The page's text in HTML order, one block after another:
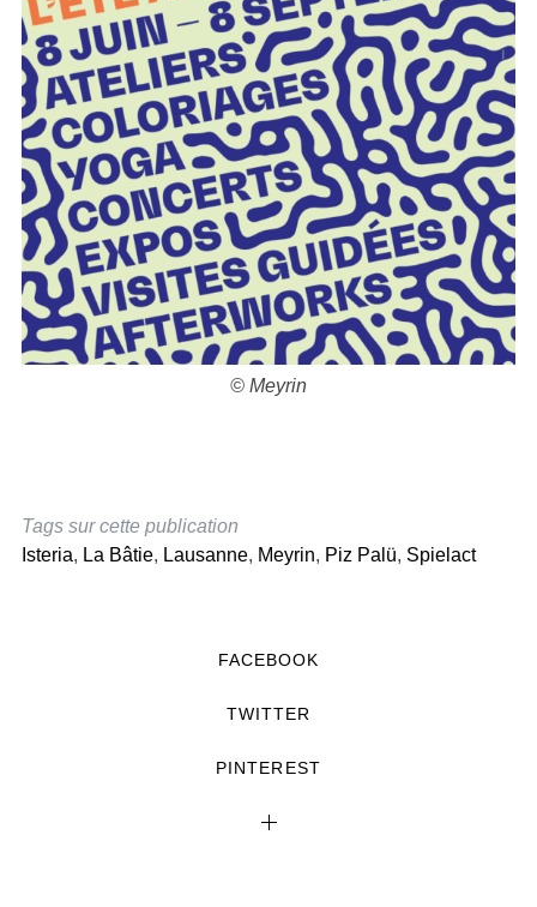
© Meyrin
Tags sur cette publication
Isteria, La Bâtie, Lausanne, Meyrin, Piz Palü, Spielact
FACEBOOK
TWITTER
PINTEREST